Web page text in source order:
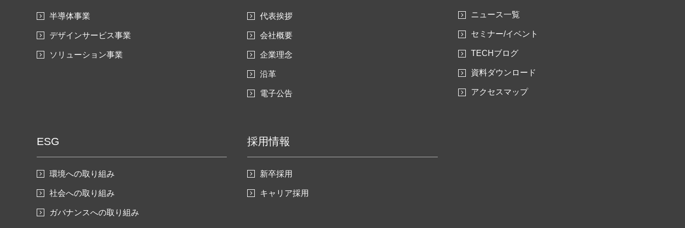
半導体事業
デザインサービス事業
ソリューション事業
代表挨拶
会社概要
企業理念
沿革
電子公告
ニュース一覧
セミナー/イベント
TECHブログ
資料ダウンロード
アクセスマップ
ESG
環境への取り組み
社会への取り組み
ガバナンスへの取り組み
採用情報
新卒採用
キャリア採用